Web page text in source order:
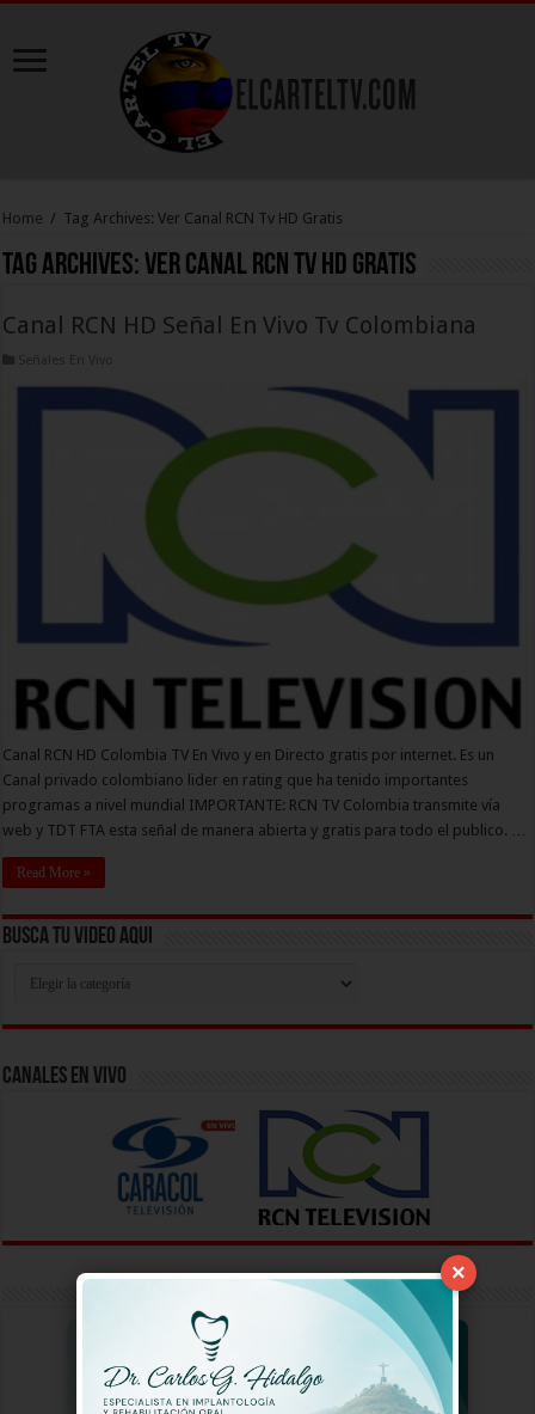
Home / Tag Archives: Ver Canal RCN Tv HD Gratis
Tag Archives: Ver Canal RCN Tv HD Gratis
Canal RCN HD Señal En Vivo Tv Colombiana
Señales En Vivo
Canal RCN HD Colombia TV En Vivo y en Directo gratis por internet. Es un
Canal privado colombiano lider en rating que ha tenido importantes
programas a nivel mundial IMPORTANTE: RCN TV Colombia transmite vía
web y TDT FTA esta señal de manera abierta y gratis para todo el publico. …
Read More »
Busca Tu Video Aqui
Aqui
Canales En Vivo
×